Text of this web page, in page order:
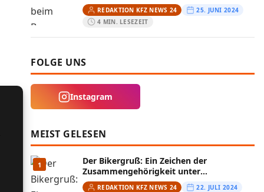
REDAKTION KFZ NEWS 24
25. JUNI 2024
4 MIN. LESEZEIT
FOLGE UNS
Instagram
MEIST GELESEN
1
Der Bikergruß: Ein Zeichen der
Zusammengehörigkeit unter
Motorradfahrern
REDAKTION KFZ NEWS 24
22. JULI 2024